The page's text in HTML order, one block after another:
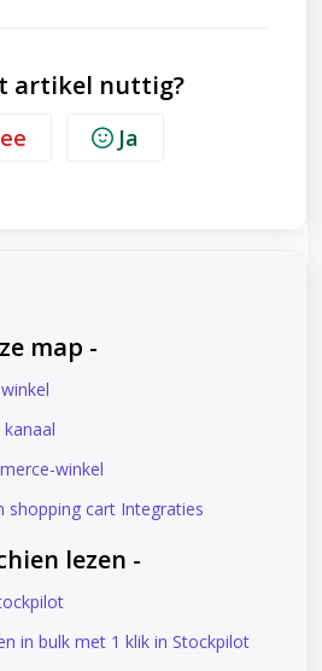
artikel nuttig?
Ja
map -
winkel
shopping cart Integraties
lezen -
in bulk met 1 klik in Stockpilot